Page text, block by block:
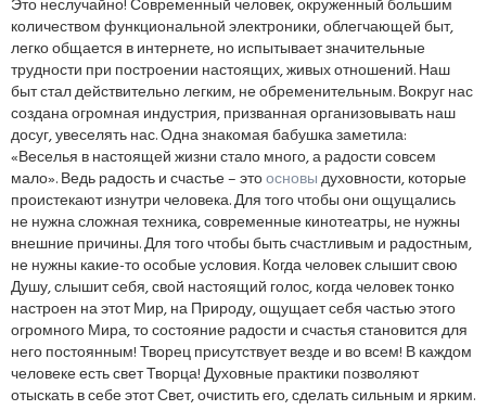
Это неслучайно! Современный человек, окруженный большим
количеством функциональной электроники, облегчающей быт,
легко общается в интернете, но испытывает значительные
трудности при построении настоящих, живых отношений. Наш
быт стал действительно легким, не обременительным. Вокруг нас
создана огромная индустрия, призванная организовывать наш
досуг, увеселять нас. Одна знакомая бабушка заметила:
«Веселья в настоящей жизни стало много, а радости совсем
мало». Ведь радость и счастье – этоосновыдуховности, которые
проистекают изнутри человека. Для того чтобы они ощущались
не нужна сложная техника, современные кинотеатры, не нужны
внешние причины. Для того чтобы быть счастливым и радостным,
не нужны какие-то особые условия. Когда человек слышит свою
Душу, слышит себя, свой настоящий голос, когда человек тонко
настроен на этот Мир, на Природу, ощущает себя частью этого
огромного Мира, то состояние радости и счастья становится для
него постоянным! Творец присутствует везде и во всем! В каждом
человеке есть свет Творца! Духовные практики позволяют
отыскать в себе этот Свет, очистить его, сделать сильным и ярким.